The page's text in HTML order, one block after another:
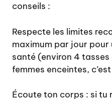
conseils :
Respecte les limites
maximum par jour pour
santé (environ 4 tasses
femmes enceintes,
Écoute ton corps : si tu